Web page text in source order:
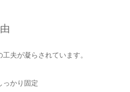
夫が凝らされています。
っかり固定